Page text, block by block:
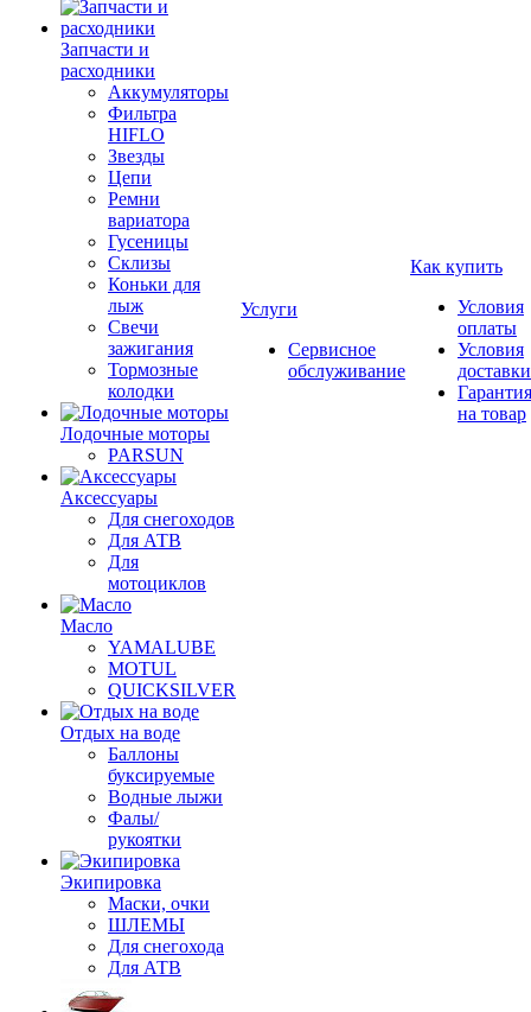
Запчасти и
расходники
Аккумуляторы
Фильтра
HIFLO
Звезды
Цепи
Ремни
вариатора
Гусеницы
Склизы
Коньки для
лыж
Свечи
зажигания
Тормозные
колодки
Лодочные моторы
PARSUN
Аксессуары
Для снегоходов
Для АТВ
Для
мотоциклов
Масло
YAMALUBE
MOTUL
QUICKSILVER
Отдых на воде
Баллоны
буксируемые
Водные лыжи
Фалы/
рукоятки
Экипировка
Маски, очки
ШЛЕМЫ
Для снегохода
Для АТВ
Услуги
Сервисное
обслуживание
Как купить
Условия
оплаты
Условия
доставки
Гарантия
на товар